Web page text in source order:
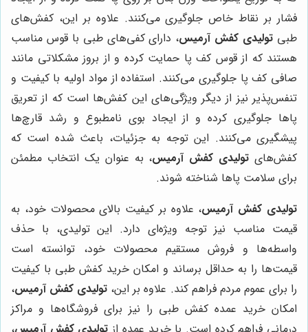
فشار بر نقاط خاص جلوگیری می‌کنند. علاوه بر این، کفش‌های
طبی تولیدی کفش آرمیس، دارای کفی‌های طبی با قوس مناسب
هستند که از قوس کف پا حمایت کرده و از بروز مشکلاتی مانند
صافی کف پا جلوگیری می‌کنند. استفاده از مواد اولیه با کیفیت و
تنفس‌پذیر نیز از دیگر ویژگی‌های این کفش‌ها است که از تعریق
پاها جلوگیری کرده و از ایجاد بوی نامطبوع و رشد قارچ‌ها
پیشگیری می‌کنند. این توجه به جزئیات، باعث شده است که
کفش‌های تولیدی کفش آرمیس، به عنوان یک انتخاب مطمئن
برای سلامت پاها شناخته شوند.
تولیدی کفش آرمیس، علاوه بر کیفیت بالای محصولات خود، به
قیمت مناسب نیز توجه ویژه‌ای دارد. این تولیدی، با حذف
واسطه‌ها و فروش مستقیم محصولات خود، توانسته است
قیمت‌ها را به حداقل برساند و امکان خرید کفش طبی با کیفیت
را برای عموم مردم فراهم کند. علاوه بر این، تولیدی کفش آرمیس،
امکان خرید عمده کفش طبی را نیز برای فروشگاه‌ها و مراکز